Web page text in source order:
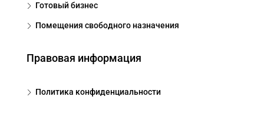
Готовый бизнес
Помещения свободного назначения
Правовая информация
Политика конфиденциальности